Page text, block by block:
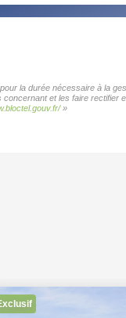
la durée nécessaire à la
et les faire rectifier
»